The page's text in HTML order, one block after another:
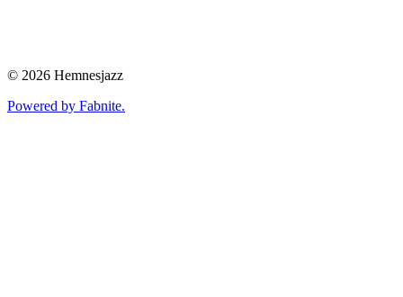
© 2026 Hemnesjazz
Powered by Fabnite.